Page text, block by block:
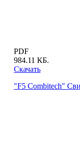
PDF
984.11 КБ.
Скачать
"F5 Combitech"